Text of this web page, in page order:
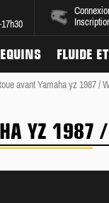
FLUIDE
avant Yamaha yz 1987 /
YZ 1987